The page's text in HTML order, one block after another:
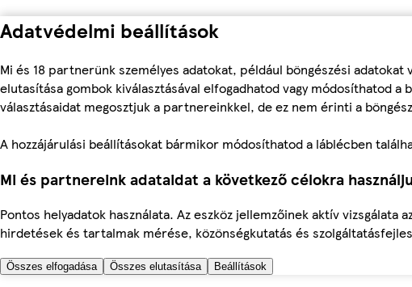
Adatvédelmi beállítások
Mi és 18 partnerünk személyes adatokat, például böngészési
elutasítása gombok kiválasztásával elfogadhatod vagy módosíthatod
választásaidat megosztjuk a partnereinkkel, de ez nem érinti a
A hozzájárulási beállításokat bármikor módosíthatod a láblécben
Mi és partnereink adataidat a következő célokra
Pontos helyadatok használata. Az eszköz jellemzőinek aktív
hirdetések és tartalmak mérése, közönségkutatás és
Összes elfogadása Összes elutasítása Beállítások